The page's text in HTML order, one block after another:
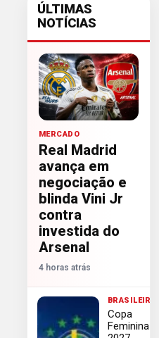
ÚLTIMAS
NOTÍCIAS
MERCADO
Real Madrid
avança em
negociação e
blinda Vini Jr
contra
investida do
Arsenal
4 horas atrás
BRASILEIRÃO
Copa
Feminina